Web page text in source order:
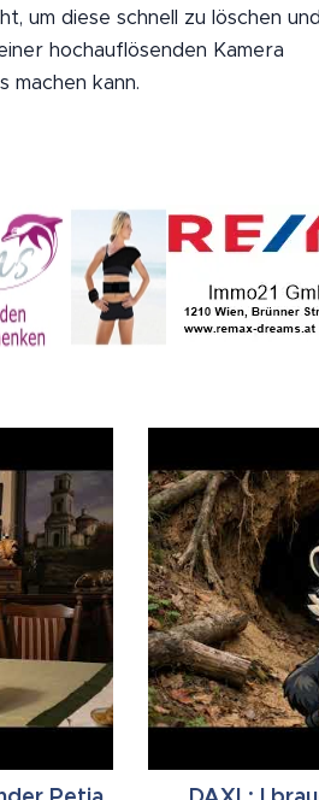
um diese schnell zu löschen
hochauflösenden Kamera
kann.